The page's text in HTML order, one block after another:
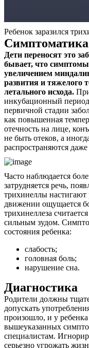
Акции
Отзывы
Статьи
Контакты
Ребенок заразился
Симптоматика
Дети переносят это
бывает, что
увеличением
развития и тяжелого
летального исхода.
инкубационный
первичной стадии
как повышенная
отечность на лице,
не быть отеков, а
распространяются
Часто наблюдается
затрудняется речь,
трихинеллы
движении ощущается
трихинеллеза
сильным зудом.
состояния ребенка:
слабость;
головная боль;
нарушение сна.
Диагностика
Родители должны
допускать
произошло, и у
вышеуказанных
специалистам.
серьезно угрожать